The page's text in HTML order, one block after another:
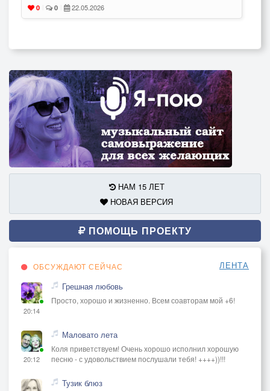
0 0 22.05.2026
НАМ 15 ЛЕТ
НОВАЯ ВЕРСИЯ
ПОМОЩЬ ПРОЕКТУ
ОБСУЖДАЮТ СЕЙЧАС ЛЕНТА
20:14
Грешная любовь
Просто, хорошо и жизненно. Всем соавторам мой +6!
20:12
Маловато лета
Коля приветствуем! Очень хорошо исполнил хорошую
песню - с удовольствием послушали тебя! ++++))!!!
Тузик блюз